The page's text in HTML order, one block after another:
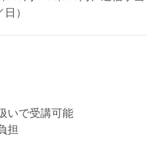
）
いで受講可能
担